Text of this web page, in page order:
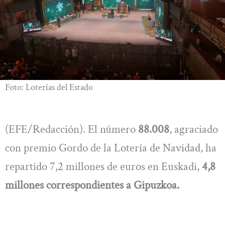
Foto: Loterías del Estado
(EFE/Redacción). El número 88.008, agraciado
con premio Gordo de la Lotería de Navidad, ha
repartido 7,2 millones de euros en Euskadi, 4,8
millones correspondientes a Gipuzkoa.